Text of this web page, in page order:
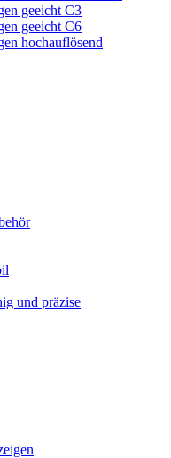
geeicht C3
geeicht C6
hochauflösend
und präzise